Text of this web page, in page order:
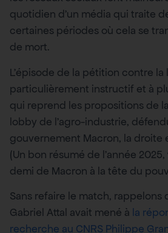
quotidien d’un média qui traite
certaines périodes où cela se
de mort.
L’épisode de la pétition contre
particulièrement instructif et à
qui reprend les propositions de
lobby de l’agro-industrie,
gouvernement Macron, la droite
(Un bon résumé de l’année
demi de Macron à la tête du
Sans refaire le match, rappelons
Gabriel Attal avait mené à la
recherche au CNRS Philippe